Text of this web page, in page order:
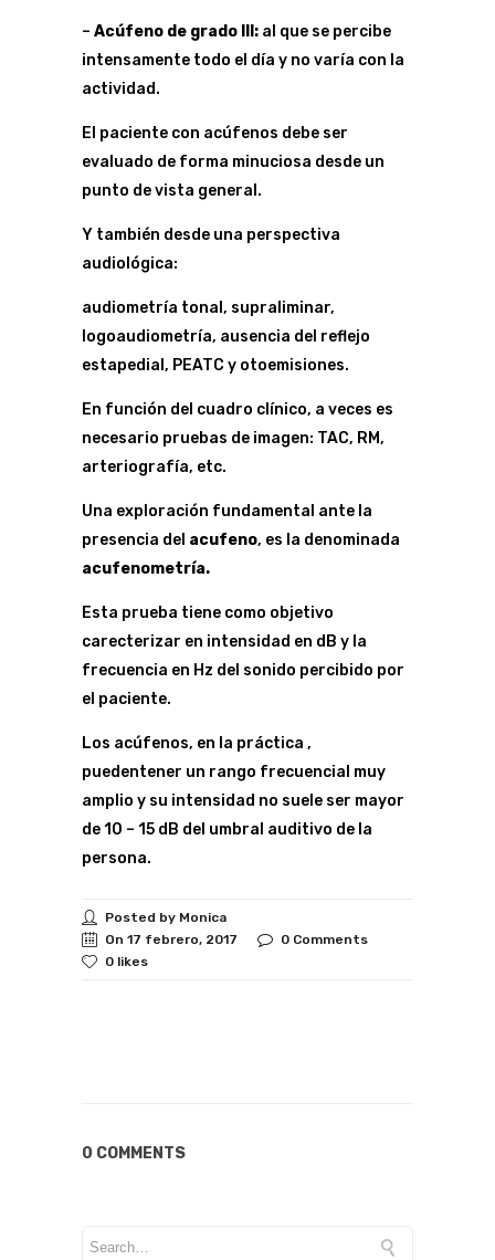
– Acúfeno de grado III: al que se percibe
intensamente todo el día y no varía con la
actividad.
El paciente con acúfenos debe ser
evaluado de forma minuciosa desde un
punto de vista general.
Y también desde una perspectiva
audiológica:
audiometría tonal, supraliminar,
logoaudiometría, ausencia del reflejo
estapedial, PEATC y otoemisiones.
En función del cuadro clínico, a veces es
necesario pruebas de imagen: TAC, RM,
arteriografía, etc.
Una exploración fundamental ante la
presencia del acufeno, es la denominada
acufenometría.
Esta prueba tiene como objetivo
carecterizar en intensidad en dB y la
frecuencia en Hz del sonido percibido por
el paciente.
Los acúfenos, en la práctica ,
puedentener un rango frecuencial muy
amplio y su intensidad no suele ser mayor
de 10 – 15 dB del umbral auditivo de la
persona.
Posted by Monica
On 17 febrero, 2017
0 Comments
0 likes
0 COMMENTS